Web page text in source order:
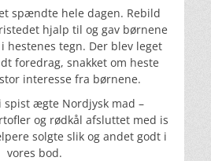
spændte hele dagen. Rebild
hjalp til og gav børnene
hestenes tegn. Der blev leget
foredrag, snakket om heste
interesse fra børnene.
spist ægte Nordjysk mad –
og rødkål afsluttet med is
solgte slik og andet godt i
vores bod.